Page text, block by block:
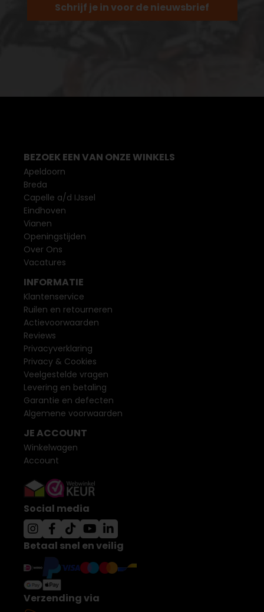
Schrijf je in voor de nieuwsbrief
BEZOEK EEN VAN ONZE WINKELS
Apeldoorn
Breda
Capelle a/d IJssel
Eindhoven
Vianen
Openingstijden
Over Ons
Vacatures
INFORMATIE
Klantenservice
Ruilen en retourneren
Actievoorwaarden
Reviews
Privacyverklaring
Privacy & Cookies
Veelgestelde vragen
Levering en betaling
Garantie en defecten
Algemene voorwaarden
JE ACCOUNT
Winkelwagen
Account
Social media
Betaal snel en veilig
Verzending via